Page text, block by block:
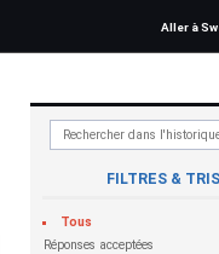
Aller à
FILTRES & TRIS
Tous
Réponses acceptées